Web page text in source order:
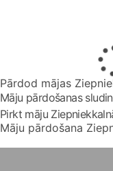
Pārdod mājas
Pirkt māju
Māju